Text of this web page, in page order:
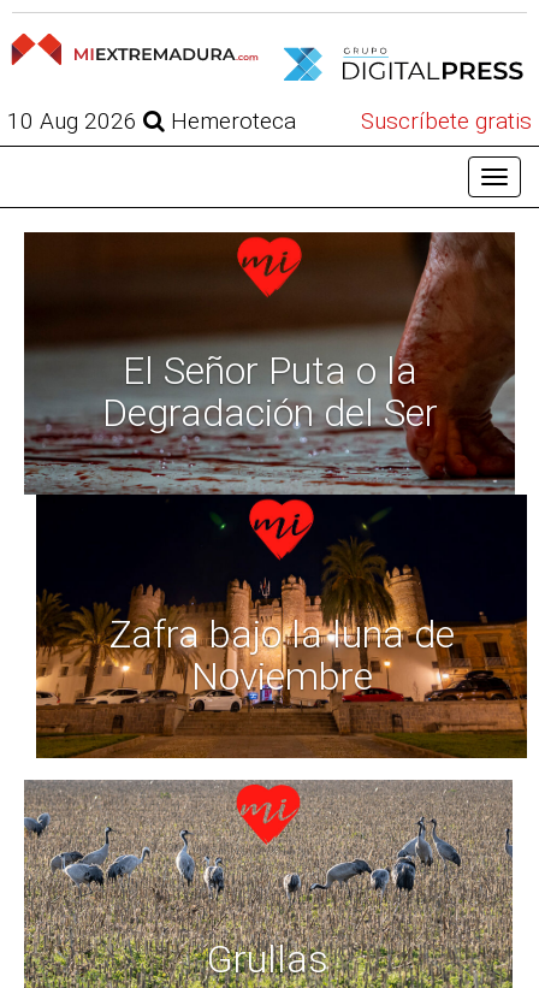
10 Aug 2026 Hemeroteca Suscríbete gratis
El Señor Puta o la
Degradación del Ser
Zafra bajo la luna de
Noviembre
Grullas